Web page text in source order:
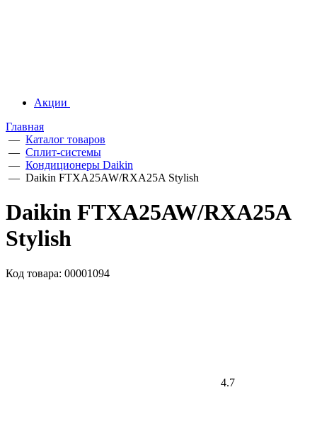
Акции
Главная
— Каталог товаров
— Сплит-системы
— Кондиционеры Daikin
— Daikin FTXA25AW/RXA25A Stylish
Daikin FTXA25AW/RXA25A
Stylish
Код товара: 00001094
4.7